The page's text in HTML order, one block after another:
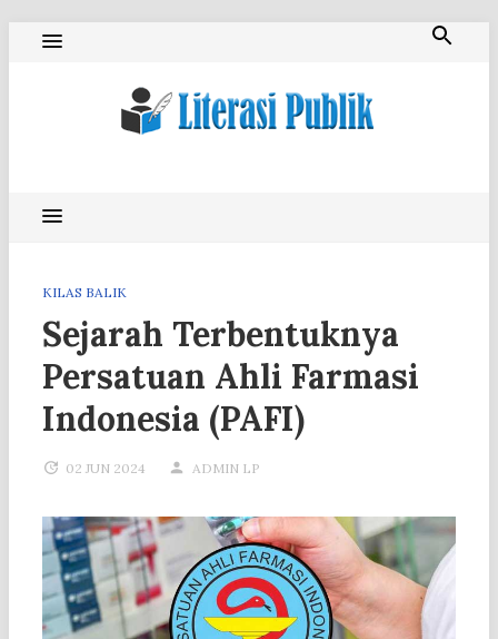
KILAS BALIK
Sejarah Terbentuknya
Persatuan Ahli Farmasi
Indonesia (PAFI)
02 JUN 2024 ADMIN LP